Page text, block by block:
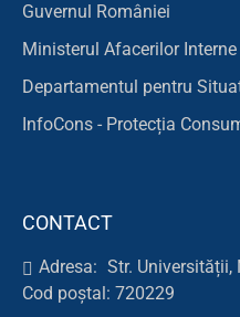
Guvernul României
Ministerul Afacerilor Interne
Departamentul pentru
InfoCons - Protecția
CONTACT
Adresa: Str. Universității,
Cod poștal: 720229